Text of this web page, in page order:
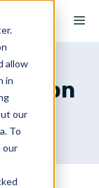
allow
in
our
To
our